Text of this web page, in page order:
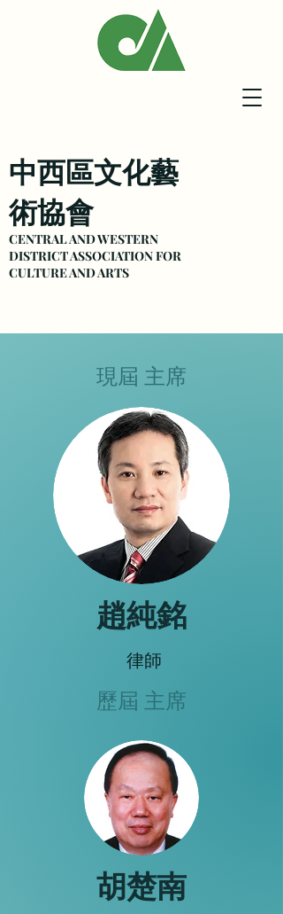
中西區文化藝
術協會
CENTRAL AND WESTERN
DISTRICT ASSOCIATION FOR
CULTUREAND ARTS
現屆 主席
趙純銘
律師
歷屆 主席
胡楚南